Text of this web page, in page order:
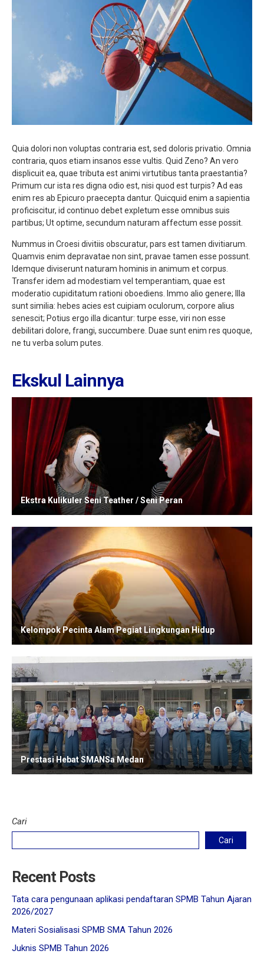
Quia dolori non voluptas contraria est, sed doloris privatio. Omnia
contraria, quos etiam insanos esse vultis. Quid Zeno? An vero
displicuit ea, quae tributa est animi virtutibus tanta praestantia?
Primum cur ista res digna odio est, nisi quod est turpis? Ad eas
enim res ab Epicuro praecepta dantur. Quicquid enim a sapientia
proficiscitur, id continuo debet expletum esse omnibus suis
partibus; Ut optime, secundum naturam affectum esse possit.
Nummus in Croesi divitiis obscuratur, pars est tamen divitiarum.
Quamvis enim depravatae non sint, pravae tamen esse possunt.
Idemque diviserunt naturam hominis in animum et corpus.
Transfer idem ad modestiam vel temperantiam, quae est
moderatio cupiditatum rationi oboediens. Immo alio genere; Illa
sunt similia: hebes acies est cuipiam oculorum, corpore alius
senescit; Potius ergo illa dicantur: turpe esse, viri non esse
debilitari dolore, frangi, succumbere. Duae sunt enim res quoque,
ne tu verba solum putes.
Ekskul Lainnya
Ekstra Kulikuler Seni Teather / Seni Peran
Kelompok Pecinta Alam Pegiat Lingkungan Hidup
Prestasi Hebat SMANSa Medan
Cari
Cari
Recent Posts
Tata cara pengunaan aplikasi pendaftaran SPMB Tahun Ajaran
2026/2027
Materi Sosialisasi SPMB SMA Tahun 2026
Juknis SPMB Tahun 2026